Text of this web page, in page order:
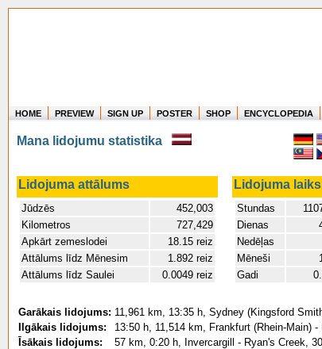
Where in the world have you
How long have you been in
Create your own FlightMemory
HOME PREVIEW SIGN UP POSTER SHOP ENCYCLOPEDIA
Mana lidojumu statistika
Lidojuma attālums Lidojuma laiks
Jūdzēs
452,003
Kilometros
727,429
Apkārt zemeslodei
18.15 reiz
Attālums līdz Mēnesim
1.892 reiz
Attālums līdz Saulei
0.0049 reiz
Stundas
Dienas
Nedēļas
Mēneši
Gadi
Garākais lidojums: 11,961 km, 13:35 h, Sydney (Kingsford
Ilgākais lidojums:
13:50 h, 11,514 km, Frankfurt (Rhein-Main)
Īsākais lidojums:
57 km, 0:20 h, Invercargill - Ryan's Creek,